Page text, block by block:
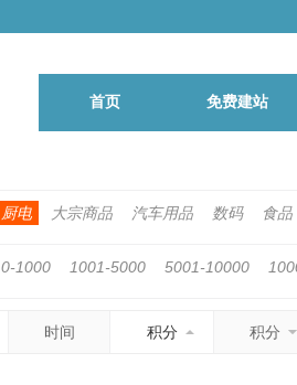
首页 免费建站
厨电 大宗商品 汽车用品 数码 食品
0-1000 1001-5000 5001-10000
时间 积分 积分